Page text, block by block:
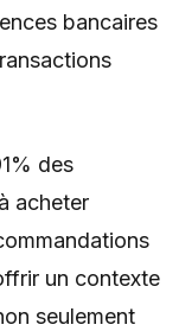
bancaires
des
acheter
un contexte
seulement